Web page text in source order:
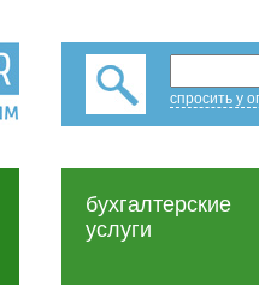
спросить у
бухгалтерские
услуги